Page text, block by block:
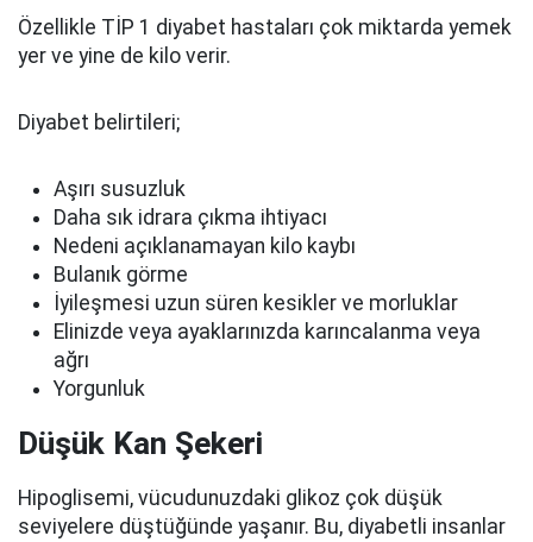
Özellikle TİP 1 diyabet hastaları çok miktarda yemek
yer ve yine de kilo verir.
Diyabet belirtileri;
Aşırı susuzluk
Daha sık idrara çıkma ihtiyacı
Nedeni açıklanamayan kilo kaybı
Bulanık görme
İyileşmesi uzun süren kesikler ve morluklar
Elinizde veya ayaklarınızda karıncalanma veya
ağrı
Yorgunluk
Düşük Kan Şekeri
Hipoglisemi, vücudunuzdaki glikoz çok düşük
seviyelere düştüğünde yaşanır. Bu, diyabetli insanlar